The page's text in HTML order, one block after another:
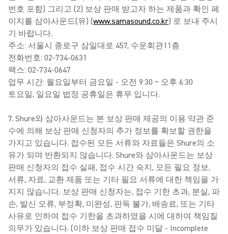
번호 포함) 그리고 (2) 보상 판매 받고자 하는 제품과 확인 페
이지를 삼아사운드(유) (www.samasound.co.kr) 로 보내 주시
기 바랍니다.
주소: 서울시 종로구 삼일대로 457, 수운회관11층
전화번호: 02-734-0631
팩스: 02-734-0647
업무 시간: 월요일부터 금요일 - 오전 9:30 ~ 오후 6:30
토요일, 일요일 법정 공휴일은 휴무 입니다.
7. Shure와 삼아사운드는 본 보상 판매 제공의 이용 약관 준
수에 의해 보상 판매 신청자의 추가 정보를 확보할 권한을
가지고 있습니다. 접수된 모든 서류와 자료들은 Shure의 소
유가 되며 반환되지 않습니다. Shure와 삼아사운드는 보상
판매 신청자의 접수 실패, 접수 시간 숙지, 모든 필요 정보,
서류, 자료, 교환 제품 또는 기타 필요 서류에 대한 책임을 가
지지 않습니다. 보상 판매 신청자는, 접수 기한 초과, 분실, 파
손, 발신 오류, 부정확, 미완성, 판독 불가, 배송료, 또는 기타
사유로 인하여 접수 기한을 초과하였을 시에 대하여 책임질
의무가 있습니다. (이하 보상 판매 접수 미달 - Incomplete